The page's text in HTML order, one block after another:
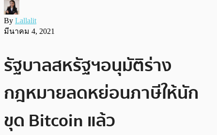
By Lallalit
มีนาคม 4, 2021
รัฐบาลสหรัฐฯอนุมัติร่าง
กฎหมายลดหย่อนภาษีให้นัก
ขุด Bitcoin แล้ว